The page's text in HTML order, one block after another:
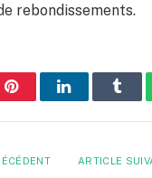
rebondissements.
PinterestLinkedIn
ARTICLE